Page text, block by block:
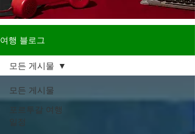
여행 블로그
모든 게시물
포르투갈 여행
일정
모든 게시물